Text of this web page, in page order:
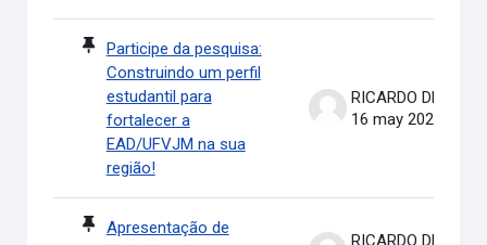
Participe da pesquisa:
Construindo um perfil
estudantil para
fortalecer a
EAD/UFVJM na sua
região!
16 may 2023
Apresentação de